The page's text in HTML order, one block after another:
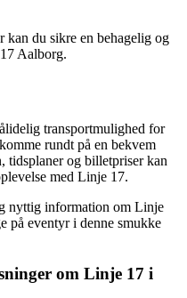
kan du sikre en behagelig og
Aalborg.
transportmulighed for
rundt på en bekvem
tidsplaner og billetpriser kan
med Linje 17.
nyttig information om Linje
på eventyr i denne smukke
om Linje 17 i